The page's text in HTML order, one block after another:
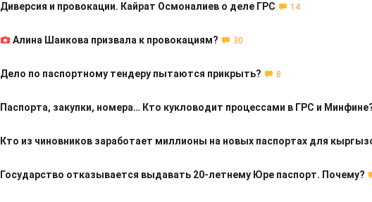
Диверсия и провокации. Кайрат Осмоналиев о деле ГРС 14
Алина Шаикова призвала к провокациям? 30
Дело по паспортному тендеру пытаются прикрыть? 8
Паспорта, закупки, номера… Кто кукловодит процессами в ГРС и
Кто из чиновников заработает миллионы на новых паспортах для
Государство отказывается выдавать 20-летнему Юре паспорт. Почему?